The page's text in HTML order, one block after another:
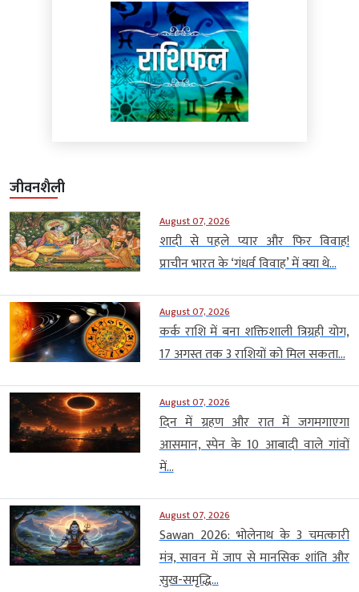
जीवनशैली
August 07, 2026
शादी से पहले प्यार और फिर विवाह!
प्राचीन भारत के ‘गंधर्व विवाह’ में क्या थे...
August 07, 2026
कर्क राशि में बना शक्तिशाली त्रिग्रही योग,
17 अगस्त तक 3 राशियों को मिल सकता...
August 07, 2026
दिन में ग्रहण और रात में जगमगाएगा
आसमान, स्पेन के 10 आबादी वाले गांवों
में...
August 07, 2026
Sawan 2026: भोलेनाथ के 3 चमत्कारी
मंत्र, सावन में जाप से मानसिक शांति और
सुख-समृद्धि...